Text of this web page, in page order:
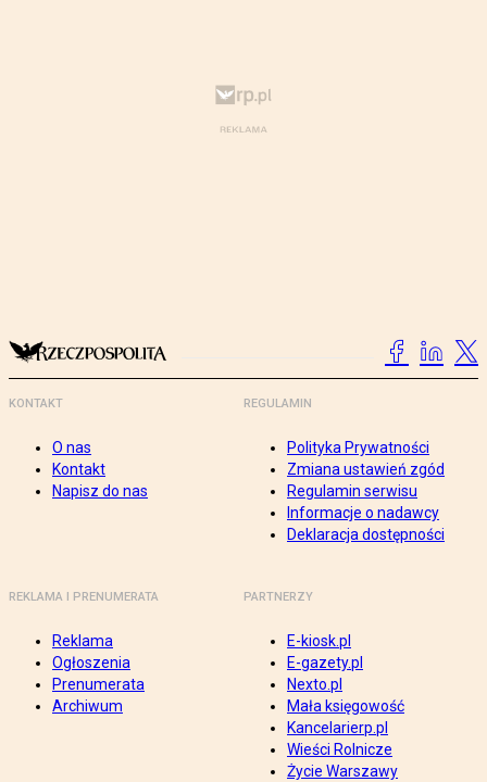
KONTAKT
O nas
Kontakt
Napisz do nas
REGULAMIN
Polityka Prywatności
Zmiana ustawień zgód
Regulamin serwisu
Informacje o nadawcy
Deklaracja dostępności
REKLAMA I PRENUMERATA
Reklama
Ogłoszenia
Prenumerata
Archiwum
PARTNERZY
E-kiosk.pl
E-gazety.pl
Nexto.pl
Mała księgowość
Kancelarierp.pl
Wieści Rolnicze
Życie Warszawy